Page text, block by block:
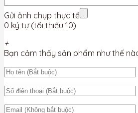
Gửi ảnh chụp thực tế
0 ký tự (tối thiểu 10)
+
Bạn cảm thấy sản phẩm như thế